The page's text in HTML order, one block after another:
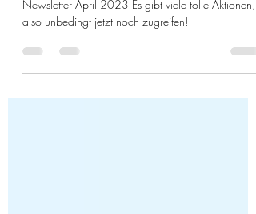
25. März 2023
1 Min. Lesezeit
Newsletter April 2023
Newsletter April 2023 Es gibt viele tolle Aktionen,